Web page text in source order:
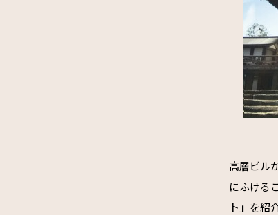
高層ビル
にふける
ト」を紹